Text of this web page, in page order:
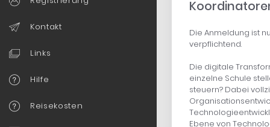
Kontakt
Links
Hilfe
Reisekosten
Die Anmeldung ist
verpflichtend.
Die digitale
einzelne Schule
steuern? Dabei
Ebene von